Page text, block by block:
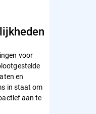
voor
en
in staat om
aan te